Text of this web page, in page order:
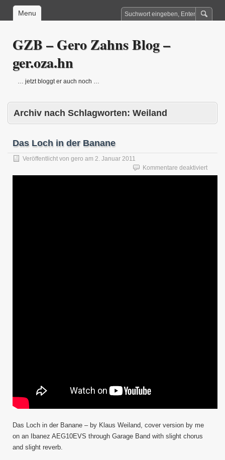
Menu
GZB – Gero Zahns Blog –
ger.oza.hn
… jetzt bloggt er auch noch …
Archiv nach Schlagworten: Weiland
Das Loch in der Banane
Veröffentlicht von gero am 2. Januar 2011
Kommentare deaktiviertfür
Das
Das Loch in der Banane – by Klaus Weiland, cover version by me
on an Ibanez AEG10EVS through Garage Band with slight chorus
and slight reverb.